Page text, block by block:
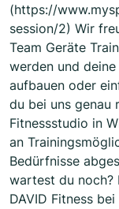
(https://
session/2) Wir
Team Geräte
werden und
aufbauen oder
du bei uns genau
Fitnessstudio in
an
Bedürfnisse
wartest du noch?
DAVID Fitness